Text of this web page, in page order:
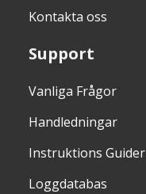
Kontakta oss
Support
Vanliga Frågor
Handledningar
Instruktions Guider
Loggdatabas